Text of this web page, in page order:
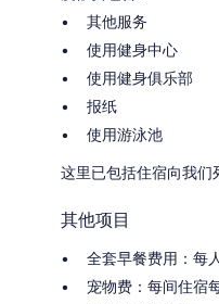
其他服务
使用健身中心
使用健身俱乐部
报纸
使用游泳池
这里已包括住宿向我们
其他项目
全套早餐费用：每
宠物费：每间住宿